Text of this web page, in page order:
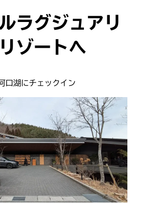
ラグジュアリ
ゾートへ
湖にチェックイン